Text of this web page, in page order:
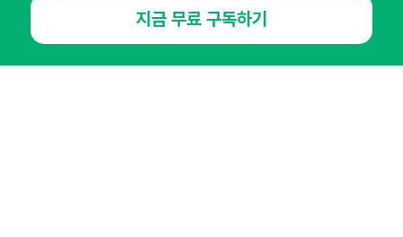
오픈애즈란 공지사항 제휴문의
인사이터 신청
지금 무료 구독하기